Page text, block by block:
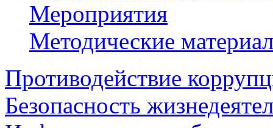
Мероприятия
Методические
Противодействие
Безопасность